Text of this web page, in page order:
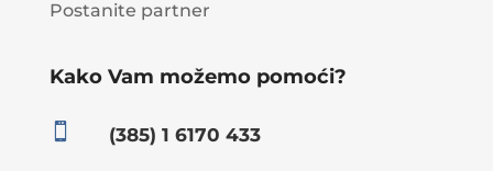
Postanite partner
Kako Vam možemo pomoći?
 (385) 1 6170 433